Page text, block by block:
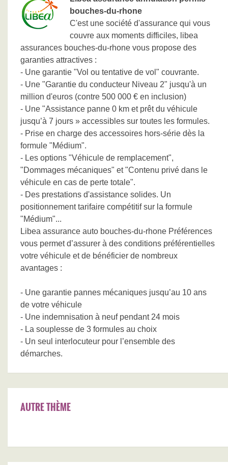
bouches-du-rhone
C'est une société d'assurance qui vous
couvre aux moments difficiles, libea
assurances bouches-du-rhone vous propose des
garanties attractives :
- Une garantie "Vol ou tentative de vol" couvrante.
- Une "Garantie du conducteur Niveau 2" jusqu'à un
million d'euros (contre 500 000 € en inclusion)
- Une "Assistance panne 0 km et prêt du véhicule
jusqu’à 7 jours » accessibles sur toutes les formules.
- Prise en charge des accessoires hors-série dès la
formule "Médium".
- Les options "Véhicule de remplacement",
"Dommages mécaniques" et "Contenu privé dans le
véhicule en cas de perte totale".
- Des prestations d'assistance solides. Un
positionnement tarifaire compétitif sur la formule
"Médium"...
Libea assurance auto bouches-du-rhone Préférences
vous permet d’assurer à des conditions préférentielles
votre véhicule et de bénéficier de nombreux
avantages :
- Une garantie pannes mécaniques jusqu’au 10 ans
de votre véhicule
- Une indemnisation à neuf pendant 24 mois
- La souplesse de 3 formules au choix
- Un seul interlocuteur pour l’ensemble des
démarches.
AUTRE THÈME